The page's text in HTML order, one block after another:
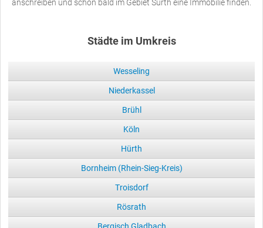
anschreiben und schon bald im Gebiet Sürth eine Immobilie finden.
Städte im Umkreis
Wesseling
Niederkassel
Brühl
Köln
Hürth
Bornheim (Rhein-Sieg-Kreis)
Troisdorf
Rösrath
Bergisch Gladbach